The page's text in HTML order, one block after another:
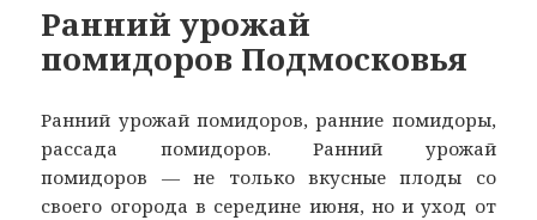
Ранний урожай
помидоров Подмосковья
Ранний урожай помидоров, ранние помидоры,
рассада помидоров. Ранний урожай
помидоров — не только вкусные плоды со
своего огорода в середине июня, но и уход от